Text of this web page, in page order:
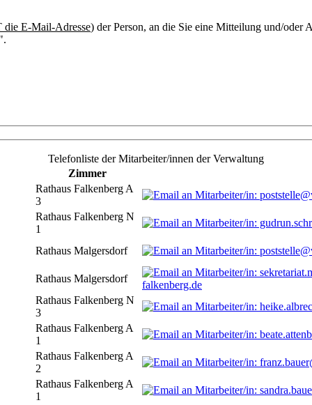
E-Mail-Adresse) der Person, an die Sie eine Mitteilung und/oder
Telefonliste der Mitarbeiter/innen der Verwaltung
Zimmer
Rathaus Falkenberg A
3
Rathaus Falkenberg N
1
Rathaus Malgersdorf
Rathaus Malgersdorf
falkenberg.de
Rathaus Falkenberg N
3
Rathaus Falkenberg A
1
Rathaus Falkenberg A
2
Rathaus Falkenberg A
1